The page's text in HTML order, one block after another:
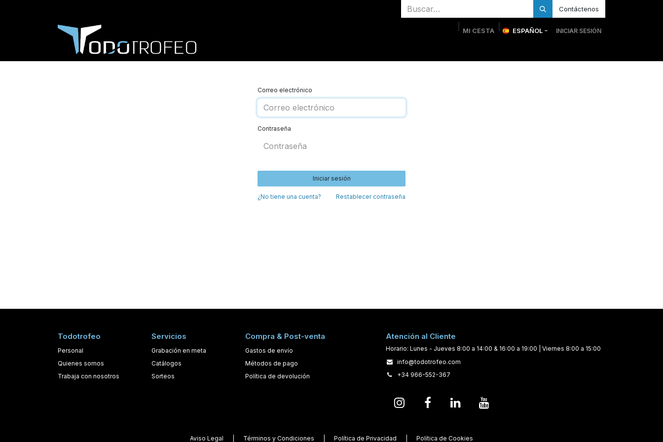
Contáctenos
MI CESTA ESPAÑOL INICIAR SESIÓN
Correo electrónico
Contraseña
Iniciar sesión
¿No tiene una cuenta? Restablecer contraseña
Todotrofeo
Personal
Quienes somos
Trabaja con nosotros
Servicios
Grabación en meta
Catálogos
Sorteos
Compra & Post-venta
Gastos de envío
Métodos de pago
Política de devolución
Atención al Cliente
Horario: Lunes - Jueves 8:00 a 14:00 & 16:00 a 19:00 | Viernes 8:00 a 15:00
info@todotrofeo.com
+34 966-552-367
Aviso Legal Términos y Condiciones Política de Privacidad Política de Cookies